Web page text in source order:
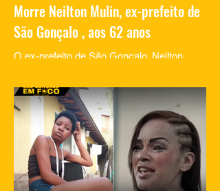
Morre Neilton Mulin, ex-prefeito de
São Gonçalo , aos 62 anos
O ex-prefeito de São Gonçalo, Neilton
62 anos, em um hospital no Rio de
Janeiro. A informação...